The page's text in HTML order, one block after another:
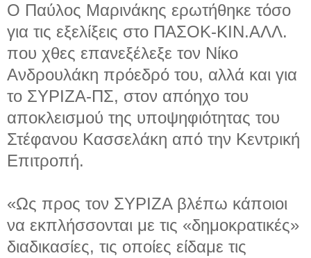
Ο Παύλος Μαρινάκης ερωτήθηκε τόσο
για τις εξελίξεις στο ΠΑΣΟΚ-ΚΙΝ.ΑΛΛ.
που χθες επανεξέλεξε τον Νίκο
Ανδρουλάκη πρόεδρό του, αλλά και για
το ΣΥΡΙΖΑ-ΠΣ, στον απόηχο του
αποκλεισμού της υποψηφιότητας του
Στέφανου Κασσελάκη από την Κεντρική
Επιτροπή.
«Ως προς τον ΣΥΡΙΖΑ βλέπω κάποιοι
να εκπλήσσονται με τις «δημοκρατικές»
διαδικασίες, τις οποίες είδαμε τις